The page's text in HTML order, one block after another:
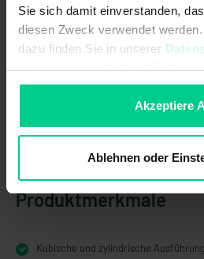
Sie sich damit einverstanden,
diesen Zweck verwendet
dazu finden Sie in unserer
imImpressum. Sollten Sie
sein, können Sie die
Akzeptiere
Ablehnen oder
Dichtigkeit und geringe Baugröße
erfüllt. Speziell für die
Nahrungsmittelmaschinen hat
in Edelstahl entwickelt, welche sich
Reinigungsmittel- und
hervorragend für den Einsatz in
Produktmerkmale
Kubische und zylindrische